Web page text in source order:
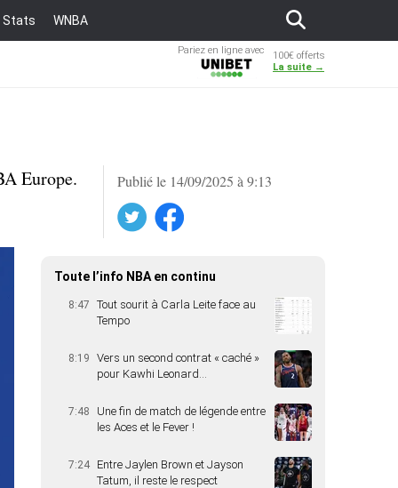
Stats WNBA
Pariez en ligne avec
100€ offerts
La suite →
Publié le 14/09/2025 à 9:13
Facebook
Europe.
Toute l’info NBA en continu
8:47
Tout sourit à Carla Leite face au
Tempo
8:19
Vers un second contrat « caché »
pour Kawhi Leonard…
7:48
Une fin de match de légende entre
les Aces et le Fever !
7:24
Entre Jaylen Brown et Jayson
Tatum, il reste le respect